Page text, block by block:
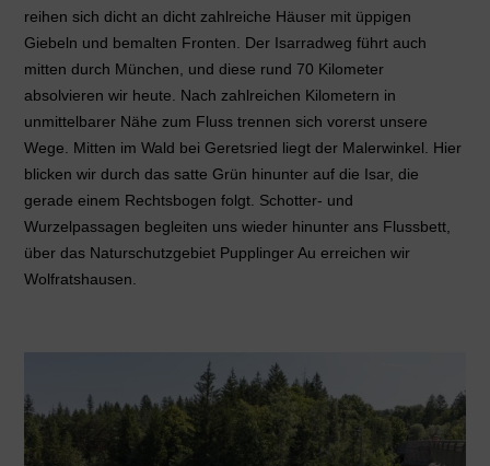
reihen sich dicht an dicht zahlreiche Häuser mit üppigen
Giebeln und bemalten Fronten.
Der Isarradweg führt auch
mitten durch München, und diese rund 70 Kilometer
absolvieren wir heute. Nach zahlreichen Kilometern in
unmittelbarer Nähe zum Fluss trennen sich vorerst unsere
Wege. Mitten im Wald bei Geretsried liegt der Malerwinkel. Hier
blicken wir durch das satte Grün hinunter auf die Isar, die
gerade einem Rechtsbogen folgt. Schotter- und
Wurzelpassagen begleiten uns wieder hinunter ans Flussbett,
über das Naturschutzgebiet Pupplinger Au erreichen wir
Wolfratshausen.